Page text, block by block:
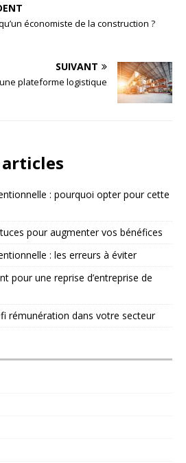
économiste de la construction ?
SUIVANT
plateforme logistique
: pourquoi opter pour cette
pour augmenter vos bénéfices
: les erreurs à éviter
pour une reprise d’entreprise de
rémunération dans votre secteur